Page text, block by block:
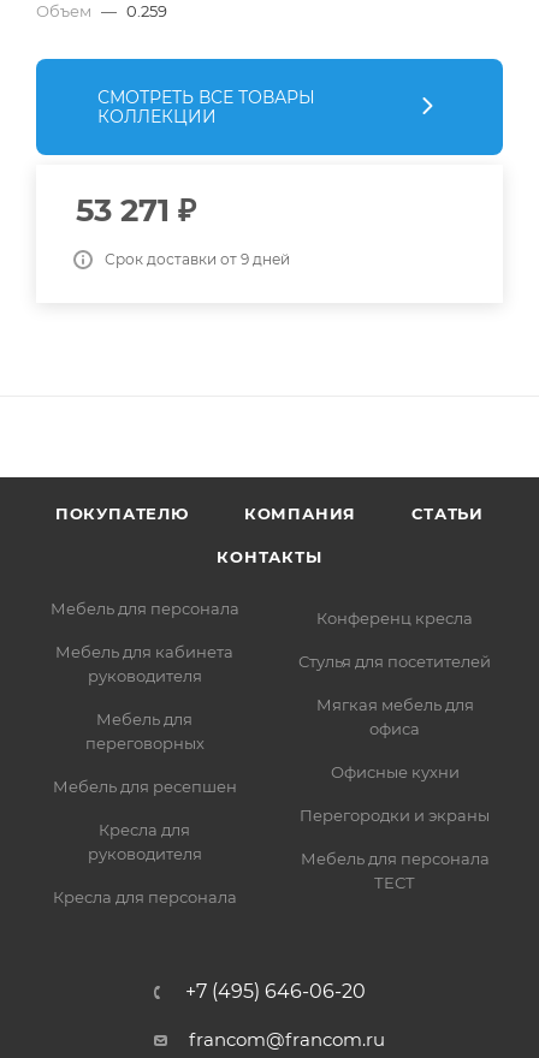
Объем — 0.259
СМОТРЕТЬ ВСЕ ТОВАРЫ
КОЛЛЕКЦИИ
53 271 ₽
Срок доставки от 9 дней
ПОКУПАТЕЛЮ КОМПАНИЯ СТАТЬИ
КОНТАКТЫ
Мебель для персонала
Мебель для кабинета
руководителя
Мебель для
переговорных
Мебель для ресепшен
Кресла для
руководителя
Кресла для персонала
Конференц кресла
Стулья для посетителей
Мягкая мебель для
офиса
Офисные кухни
Перегородки и экраны
Мебель для персонала
ТЕСТ
+7 (495) 646-06-20
francom@francom.ru